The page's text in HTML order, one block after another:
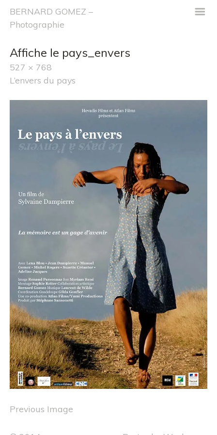
BERNARD GOMEZ –
Photographie
m
Affiche le pays_envers
527 × 768
L’envers du pays
Previous Image